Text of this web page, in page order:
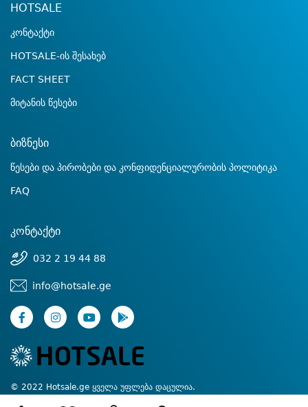
HOTSALE
კონტაქტი
HOTSALE-ის შესახებ
FACT SHEET
მიტანის წესები
ბიზნესი
წესები და პირობები და კონფიდენციალურობის პოლიტიკა
FAQ
კონტაქტი
032 2 19 44 88
info@hotsale.ge
© 2022 Hotsale.ge ყველა უფლება დაცულია.